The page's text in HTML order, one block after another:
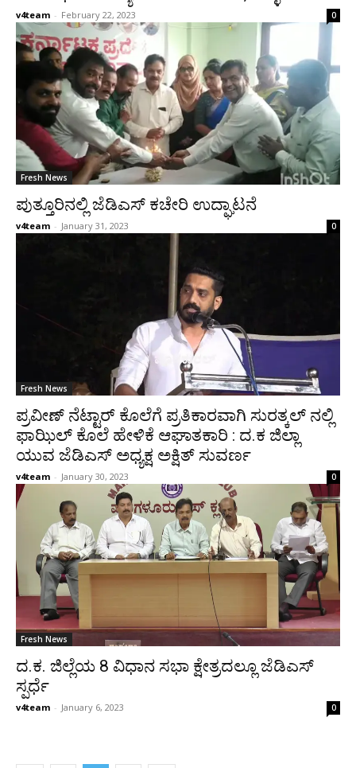
v4team - February 22, 2023 0
Fresh News
ಪುತ್ತೂರಿನಲ್ಲಿ ಜೆಡಿಎಸ್ ಕಚೇರಿ ಉದ್ಘಾಟನೆ
v4team - January 31, 2023 0
Fresh News
ಪ್ರವೀಣ್ ನೆಟ್ಟಾರ್ ಕೊಲೆಗೆ ಪ್ರತಿಕಾರವಾಗಿ ಸುರತ್ಕಲ್ ನಲ್ಲಿ
ಫಾಝಿಲ್ ಕೊಲೆ ಹೇಳಿಕೆ ಆಘಾತಕಾರಿ : ದ.ಕ ಜಿಲ್ಲಾ
ಯುವ ಜೆಡಿಎಸ್ ಅಧ್ಯಕ್ಷ ಅಕ್ಷಿತ್ ಸುವರ್ಣ
v4team - January 30, 2023 0
Fresh News
ದ.ಕ. ಜಿಲ್ಲೆಯ 8 ವಿಧಾನ ಸಭಾ ಕ್ಷೇತ್ರದಲ್ಲೂ ಜೆಡಿಎಸ್
ಸ್ಪರ್ಧೆ
v4team - January 6, 2023 0